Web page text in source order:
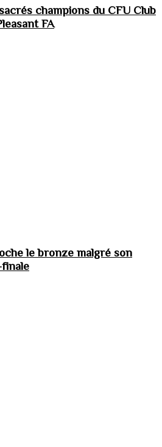
champions du CFU Club
FA
le bronze malgré son